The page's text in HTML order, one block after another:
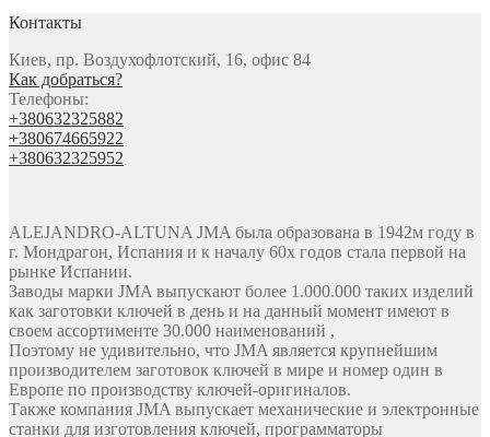
Контакты
Киев, пр. Воздухофлотский, 16, офис 84
Как добраться?
Телефоны:
+380632325882
+380674665922
+380632325952
ALEJANDRO-ALTUNA JMA была образована в 1942м году в
г. Мондрагон, Испания и к началу 60х годов стала первой на
рынке Испании.
Заводы марки JMA выпускают более 1.000.000 таких изделий
как заготовки ключей в день и на данный момент имеют в
своем ассортименте 30.000 наименований ,
Поэтому не удивительно, что JMA является крупнейшим
производителем заготовок ключей в мире и номер один в
Европе по производству ключей-оригиналов.
Также компания JMA выпускает механические и электронные
станки для изготовления ключей, программаторы